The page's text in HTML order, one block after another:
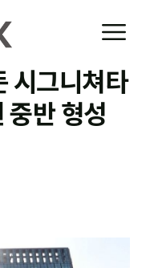
시그니쳐타
반 형성